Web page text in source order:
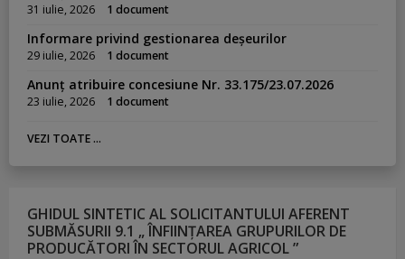
31 iulie, 2026 1 document
Informare privind gestionarea deșeurilor
29 iulie, 2026 1 document
Anunț atribuire concesiune Nr. 33.175/23.07.2026
23 iulie, 2026 1 document
VEZI TOATE ...
GHIDUL SINTETIC AL SOLICITANTULUI AFERENT
SUBMĂSURII 9.1 „ ÎNFIINȚAREA GRUPURILOR DE
PRODUCĂTORI ÎN SECTORUL AGRICOL ”